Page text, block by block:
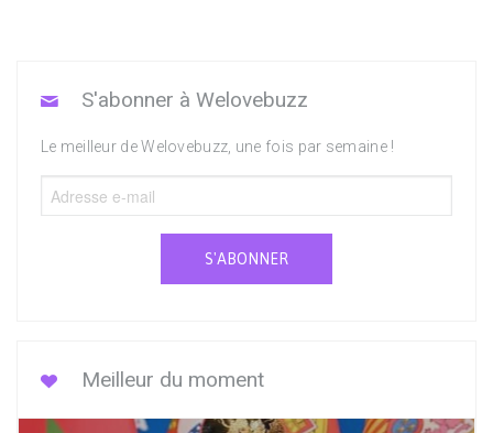
S'abonner à Welovebuzz
Le meilleur de Welovebuzz, une fois par semaine !
S'ABONNER
Meilleur du moment